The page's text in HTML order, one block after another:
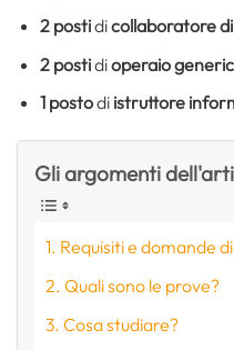
2 postidicollaboratore
2 postidioperaio
1 postodi istruttore
Gli argomenti
Requisiti e domande
Quali sono le prove?
Cosa studiare?